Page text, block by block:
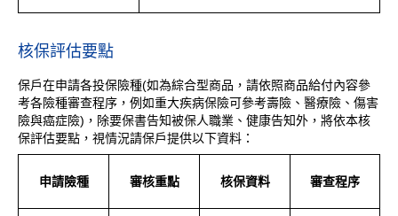
核保評估要點
保戶在申請各投保險種(如為綜合型商品，請依照商品給付內容參
考各險種審查程序，例如重大疾病保險可參考壽險、醫療險、傷害
險與癌症險)，除要保書告知被保人職業、健康告知外，將依本核
保評估要點，視情況請保戶提供以下資料：
申請險種 審核重點 核保資料 審查程序